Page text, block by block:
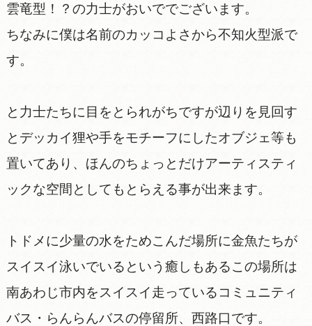
雲竜型！？の力士がおいででございます。
ちなみに僕は名前のカッコよさから不知火型派で
す。
と力士たちに目をとられがちですが辺りを見回す
とデッカイ狸や手をモチーフにしたオブジェ等も
置いてあり、ほんのちょっとだけアーティスティ
ックな空間としてもとらえる事が出来ます。
トドメに少量の水をためこんだ場所に金魚たちが
スイスイ泳いでいるという癒しもあるこの場所は
南あわじ市内をスイスイ走っているコミュニティ
バス・らんらんバスの停留所、西路口です。